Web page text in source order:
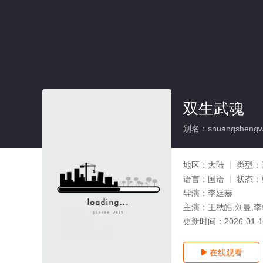
双生武魂
别名：
地区： 大陆 类型：
语言： 国语 状态：
导演： 李廷赫
主演： 王秋皓,刘曼,
更新时间： 2026-01-
 在线观看